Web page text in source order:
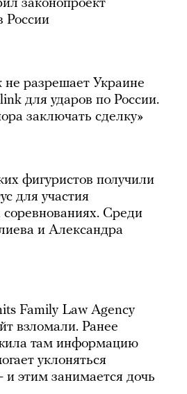
законопроект
России
разрешает Украине
для ударов по России.
заключать сделку»
фигуристов получили
для участия
Среди
и Александра
Family Law Agency
взломали. Ранее
там информацию
уклоняться
этим занимается дочь